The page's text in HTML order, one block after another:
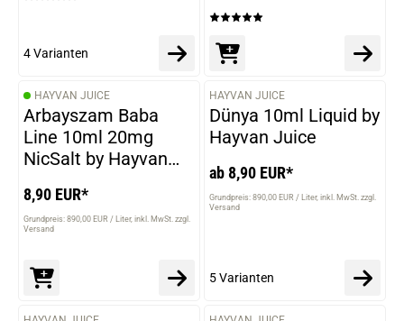
4 Varianten
HAYVAN JUICE
Arbayszam Baba
Line 10ml 20mg
NicSalt by Hayvan
8,90 EUR*
Grundpreis: 890,00 EUR / Liter inkl. MwSt. zzgl.
Versand
VARIANTEN
HAYVAN JUICE
Dünya 10ml Liquid by
Hayvan Juice
ab 8,90 EUR*
Grundpreis: 890,00 EUR / Liter inkl. MwSt. zzgl.
Versand
5 Varianten